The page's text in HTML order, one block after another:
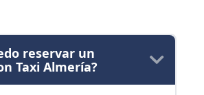
reservar un
Taxi Almería?